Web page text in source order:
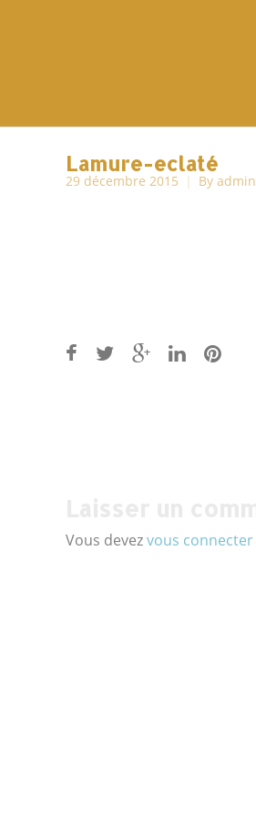
Lamure-eclaté
29 décembre 2015 By admin
Vous devezvous connecter